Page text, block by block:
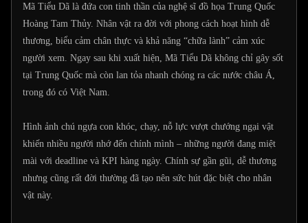
Mã Tiểu Dã là đứa con tinh thần của nghệ sĩ đồ họa Trung Quốc
Hoàng Tam Thủy. Nhân vật ra đời với phong cách hoạt hình dễ
thương, biểu cảm chân thực và khả năng “chữa lành” cảm xúc
người xem. Ngay sau khi xuất hiện, Mã Tiểu Dã không chỉ gây sốt
tại Trung Quốc mà còn lan tỏa nhanh chóng ra các nước châu Á,
trong đó có Việt Nam.
Hình ảnh chú ngựa con khóc, chạy, nỗ lực vượt chướng ngại vật
khiến nhiều người nhớ đến chính mình – những người đang miệt
mài với deadline và KPI hàng ngày. Chính sự gần gũi, dễ thương
nhưng cũng rất đời thường đã tạo nên sức hút đặc biệt cho nhân
vật này.